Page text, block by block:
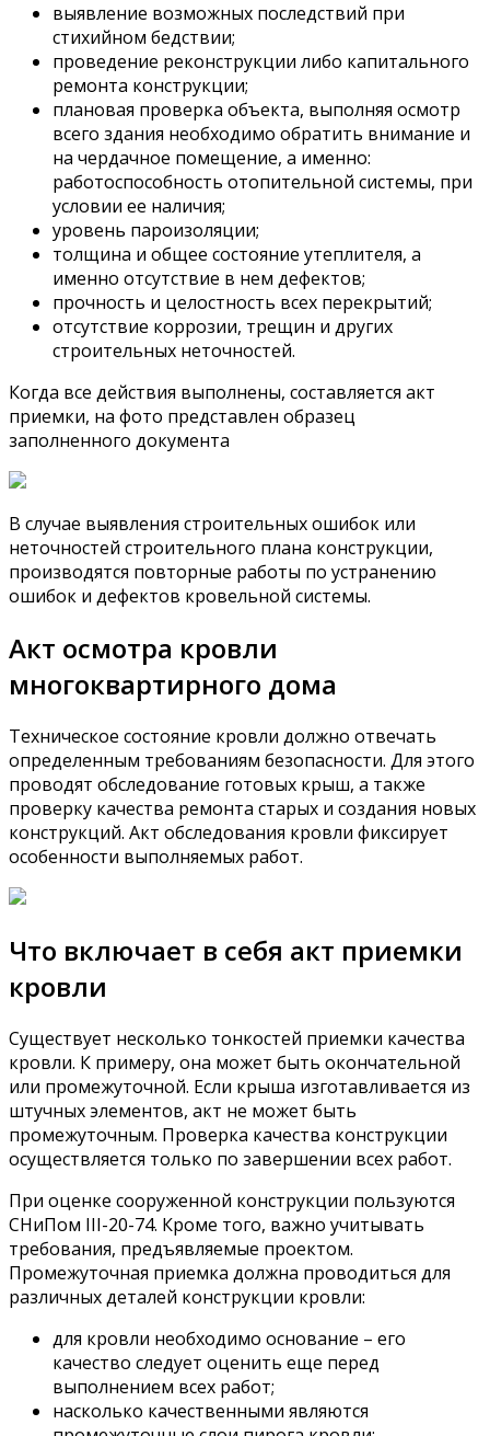
выявление возможных последствий при
стихийном бедствии;
проведение реконструкции либо капитального
ремонта конструкции;
плановая проверка объекта, выполняя осмотр
всего здания необходимо обратить внимание и
на чердачное помещение, а именно:
работоспособность отопительной системы, при
условии ее наличия;
уровень пароизоляции;
толщина и общее состояние утеплителя, а
именно отсутствие в нем дефектов;
прочность и целостность всех перекрытий;
отсутствие коррозии, трещин и других
строительных неточностей.
Когда все действия выполнены, составляется акт
приемки, на фото представлен образец
заполненного документа
В случае выявления строительных ошибок или
неточностей строительного плана конструкции,
производятся повторные работы по устранению
ошибок и дефектов кровельной системы.
Акт осмотра кровли
многоквартирного дома
Техническое состояние кровли должно отвечать
определенным требованиям безопасности. Для этого
проводят обследование готовых крыш, а также
проверку качества ремонта старых и создания новых
конструкций. Акт обследования кровли фиксирует
особенности выполняемых работ.
Что включает в себя акт приемки
кровли
Существует несколько тонкостей приемки качества
кровли. К примеру, она может быть окончательной
или промежуточной. Если крыша изготавливается из
штучных элементов, акт не может быть
промежуточным. Проверка качества конструкции
осуществляется только по завершении всех работ.
При оценке сооруженной конструкции пользуются
СНиПом III-20-74. Кроме того, важно учитывать
требования, предъявляемые проектом.
Промежуточная приемка должна проводиться для
различных деталей конструкции кровли:
для кровли необходимо основание – его
качество следует оценить еще перед
выполнением всех работ;
насколько качественными являются